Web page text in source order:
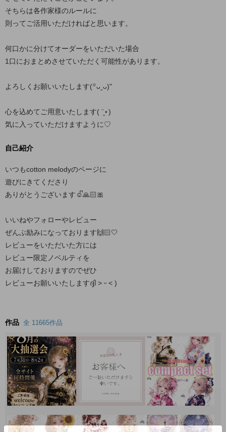
そちらは各作家様のルールに
則ってご活用いただければと思います。
何口かに分けてオーダーをいただいた場合
1口におまとめさせていただく可能性があります。
よろしくお願いいたします(꙳ᴗˬᴗ)"
心を込めてご用意いたします( ¨̮⋆)
気に入っていただけますように♡
自己紹介
いつもcotton melodyのページに
遊びにきてくださり
ありがとうございます☺️ᩚ🙏🏻🎀
いいねやフォローやレビュー
ぜんぶ励みになっております🙌🏻🤍
レビューをいただいた方には
レビュー限定ノベルティを
お届けしておりますのでぜひ
レビューお願いいたしますദ്ദി ˃ ᵕ ˂ )
作品 全 11665作品